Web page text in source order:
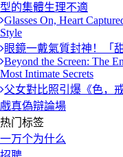
型的集體生理不適
Glasses On, Heart
Style
眼鏡一戴氣質封神！「
Beyond the Screen: The
Most Intimate Secrets
父女對比照引爆《色，
戲真偽辯論場
热门标签
一万个为什么